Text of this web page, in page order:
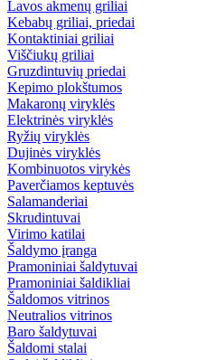
Lavos akmenų griliai
Kebabų griliai, priedai
Kontaktiniai griliai
Viščiukų griliai
Gruzdintuvių priedai
Kepimo plokštumos
Makaronų viryklės
Elektrinės viryklės
Ryžių viryklės
Dujinės viryklės
Kombinuotos virykės
Paverčiamos keptuvės
Salamanderiai
Skrudintuvai
Virimo katilai
Šaldymo įranga
Pramoniniai šaldytuvai
Pramoniniai šaldikliai
Šaldomos vitrinos
Neutralios vitrinos
Baro šaldytuvai
Šaldomi stalai